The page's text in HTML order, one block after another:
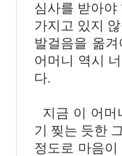
심사를 받아야
가지고 있지
발걸음을 옮
어머니 역시
다.
지금 이 어머
기 찢는 듯한
정도로 마음